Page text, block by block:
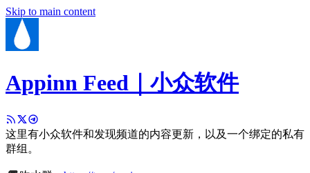
Skip to main content
Appinn Feed｜小众软件
这里有小众软件和发现频道的内容更新，以及一个绑定的私有
群组。